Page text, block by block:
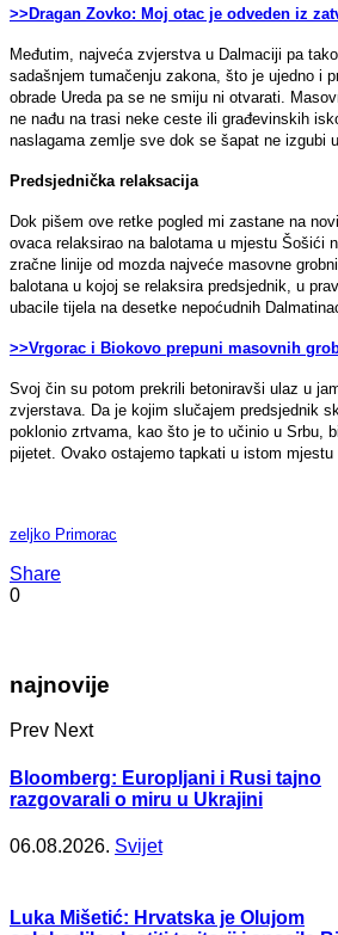
>>Dragan Zovko: Moj otac je odveden iz
Međutim, najveća zvjerstva u Dalmaciji pa
sadašnjem tumačenju zakona, što je ujedno i
obrade Ureda pa se ne smiju ni otvarati.
ne nađu na trasi neke ceste ili građevinskih
naslagama zemlje sve dok se šapat ne izgubi
Predsjednička relaksacija
Dok pišem ove retke pogled mi zastane na
ovaca relaksirao na balotama u mjestu Šošići
zračne linije od mozda najveće masovne
balotana u kojoj se relaksira predsjednik, u
ubacile tijela na desetke nepoćudnih
>>Vrgorac i Biokovo prepuni masovnih
Svoj čin su potom prekrili betoniravši ulaz u
zvjerstava. Da je kojim slučajem predsjednik
poklonio zrtvama, kao što je to učinio u Srbu,
pijetet. Ovako ostajemo tapkati u istom
zeljko Primorac
Share
0
najnovije
Prev Next
Bloomberg: Europljani i Rusi tajno
razgovarali o miru u Ukrajini
06.08.2026. Svijet
Luka Mišetić: Hrvatska je Olujom